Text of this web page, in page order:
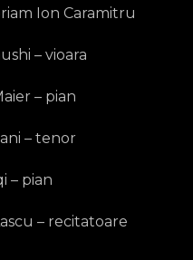
Ion Caramitru
– vioara
– pian
– tenor
– pian
– recitatoare